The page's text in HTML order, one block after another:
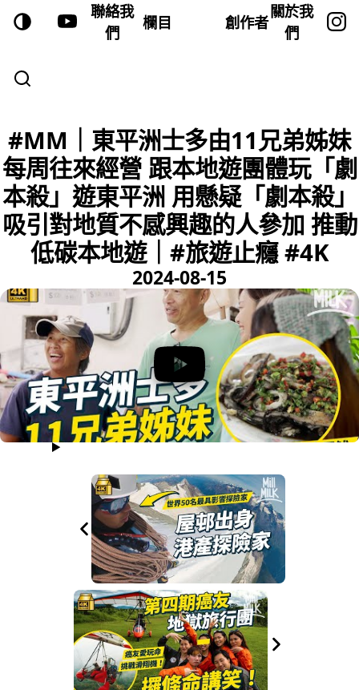
聯絡我
們
欄目 創作者
關於我
們
#MM｜東平洲士多由11兄弟姊妹
每周往來經營 跟本地遊團體玩「劇
本殺」遊東平洲 用懸疑「劇本殺」
吸引對地質不感興趣的人參加 推動
低碳本地遊｜#旅遊止癮 #4K
2024-08-15